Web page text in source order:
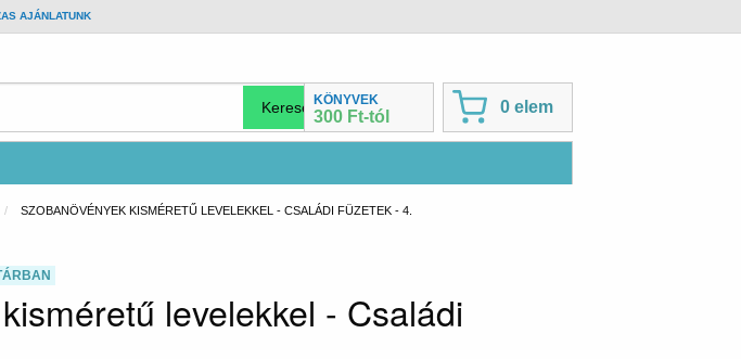
AJÁNLATUNK
KÖNYVEK
300 Ft-tól
0 elem
CURRENT:
SZOBANÖVÉNYEK KISMÉRETŰ LEVELEKKEL - CSALÁDI FÜZETEK - 4.
levelekkel - Családi